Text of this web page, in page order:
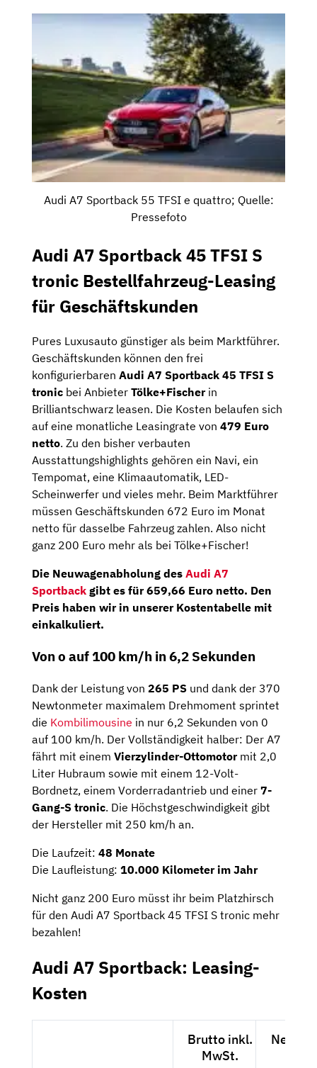
Audi A7 Sportback 55 TFSI e quattro; Quelle:
Pressefoto
Audi A7 Sportback 45 TFSI S
tronic Bestellfahrzeug-Leasing
für Geschäftskunden
Pures Luxusauto günstiger als beim Marktführer.
Geschäftskunden können den frei
konfigurierbaren Audi A7 Sportback 45 TFSI S
tronic bei Anbieter Tölke+Fischerin
Brilliantschwarz leasen. Die Kosten belaufen sich
auf eine monatliche Leasingrate von 479 Euro
netto. Zu den bisher verbauten
Ausstattungshighlights gehören ein Navi, ein
Tempomat, eine Klimaautomatik, LED-
Scheinwerfer und vieles mehr. Beim Marktführer
müssen Geschäftskunden 672 Euro im Monat
netto für dasselbe Fahrzeug zahlen. Also nicht
ganz 200 Euro mehr als bei Tölke+Fischer!
Die Neuwagenabholung des Audi A7
Sportback gibt es für 659,66 Euro netto. Den
Preis haben wir in unserer Kostentabelle mit
einkalkuliert.
Von o auf 100 km/h in 6,2 Sekunden
Dank der Leistung von 265 PS und dank der 370
Newtonmeter maximalem Drehmoment sprintet
die Kombilimousine in nur 6,2 Sekunden von 0
auf 100 km/h. Der Vollständigkeit halber: Der A7
fährt mit einem Vierzylinder-Ottomotormit 2,0
Liter Hubraum sowie mit einem 12-Volt-
Bordnetz, einem Vorderradantrieb und einer 7-
Gang-S tronic. Die Höchstgeschwindigkeit gibt
der Hersteller mit 250 km/h an.
Die Laufzeit: 48 Monate
Die Laufleistung: 10.000 Kilometer im Jahr
Nicht ganz 200 Euro müsst ihr beim Platzhirsch
für den Audi A7 Sportback 45 TFSI S tronic mehr
bezahlen!
Audi A7 Sportback: Leasing-
Kosten
Brutto inkl.
MwSt.
Netto